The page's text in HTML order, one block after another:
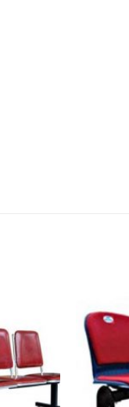
Thêm
vào
sản
phẩm
yêu
thích